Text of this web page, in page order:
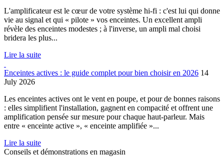
L'amplificateur est le cœur de votre système hi-fi : c'est lui qui donne
vie au signal et qui « pilote » vos enceintes. Un excellent ampli
révèle des enceintes modestes ; à l'inverse, un ampli mal choisi
bridera les plus...
Lire la suite
Enceintes actives : le guide complet pour bien choisir en 2026 14
July 2026
Les enceintes actives ont le vent en poupe, et pour de bonnes raisons
: elles simplifient l'installation, gagnent en compacité et offrent une
amplification pensée sur mesure pour chaque haut-parleur. Mais
entre « enceinte active », « enceinte amplifiée »...
Lire la suite
Conseils et démonstrations en magasin